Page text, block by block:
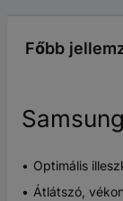
Főbb
Optimális
Átlátszó,